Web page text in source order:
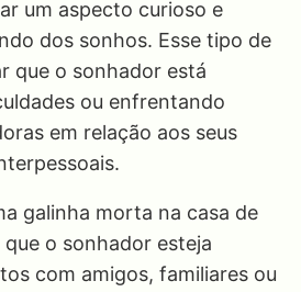
um aspecto curioso e
dos sonhos. Esse tipo de
que o sonhador está
ou enfrentando
em relação aos seus
galinha morta na casa de
o sonhador esteja
com amigos, familiares ou